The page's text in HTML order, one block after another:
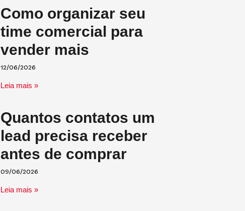
Como organizar seu
time comercial para
vender mais
12/06/2026
Leia mais »
Quantos contatos um
lead precisa receber
antes de comprar
09/06/2026
Leia mais »